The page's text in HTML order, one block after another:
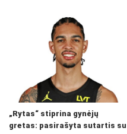
„Rytas“ stiprina gynėjų
gretas: pasirašyta sutartis su